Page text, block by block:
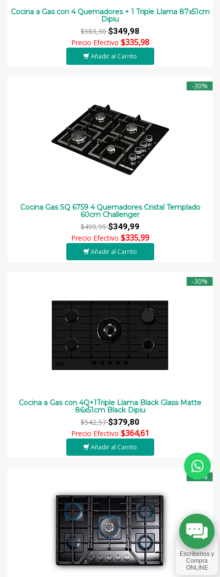
Cocina a Gas con 4 Quemadores + 1 Triple Llama 87x51cm
Dipiu
$583,30$349,98
Precio Efectivo $335,98
Añadir al Carrito
-30%
Cocina Gas SQ 6759 4 Quemadores Cristal Templado
60cm Challenger
$499,99$349,99
Precio Efectivo $335,99
Añadir al Carrito
-30%
Cocina a Gas con 4Q+1Triple Llama Black Glass Matte
86x51cm Black Dipiu
$542,57$379,80
Precio Efectivo $364,61
Añadir al Carrito
-35%